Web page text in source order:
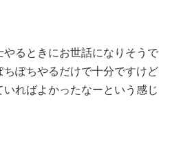
るときにお世話になりそうで
ぽちやるだけで十分ですけど
ればよかったなーという感じ